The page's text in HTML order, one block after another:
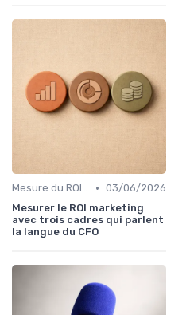
Mesure du ROI marketing • 03/06/2026
Mesurer le ROI marketing
avec trois cadres qui parlent
la langue du CFO